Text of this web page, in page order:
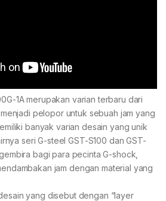
1A merupakan varian terbaru dari
pelopor untuk sebuah jam yang
banyak varian desain yang unik
seri G-steel GST-S100 dan GST-
bagi para pecinta G-shock,
jam dengan material yang
yang disebut dengan “layer